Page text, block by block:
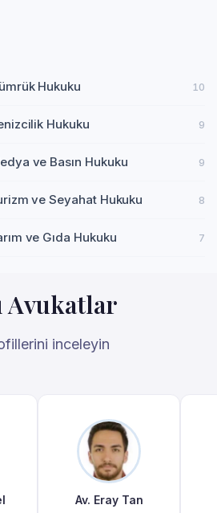
Hukuku 10
Hukuku 9
ve Basın Hukuku 9
ve Seyahat Hukuku 8
ve Gıda Hukuku 7
Avukatlar
inceleyin
Av. Eray Tan